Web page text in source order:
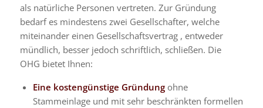
als natürliche Personen vertreten. Zur Gründung
bedarf es mindestens zwei Gesellschafter, welche
miteinander einen Gesellschaftsvertrag , entweder
mündlich, besser jedoch schriftlich, schließen. Die
OHG bietet Ihnen:
Eine kostengünstige Gründungohne
Stammeinlage und mit sehr beschränkten formellen